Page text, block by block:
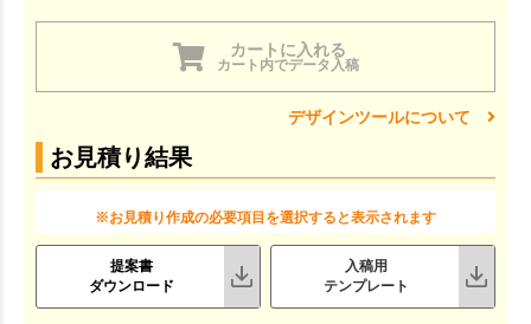
カートに入れる
カート内でデータ入稿
デザインツールについて
お見積り結果
※お見積り作成の必要項目を選択すると表示されます
提案書
ダウンロード
入稿用
テンプレート